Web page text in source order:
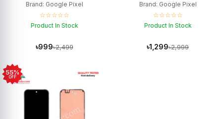
Brand: Google Pixel
☆☆☆☆☆
Product In Stock
৳999৳2,499
Brand: Google Pixel
☆☆☆☆☆
Product In Stock
৳1,299৳2,999
55%
OFF